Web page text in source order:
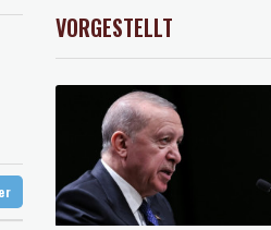
- ohne Machado
im Streit um US-Staatsbürgerschaft
1.47%
0.05%
VORGESTELLT